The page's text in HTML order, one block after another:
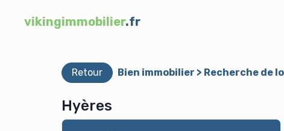
vikingimmobilier.fr
Retour Bien immobilier > Recherche de
Hyères